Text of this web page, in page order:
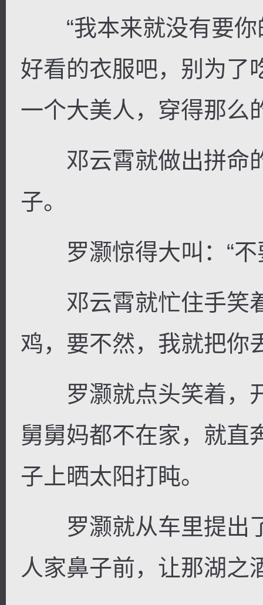
“我本来就没有要你
好看的衣服吧，别为了
一个大美人，穿得那么
邓云霄就做出拼命
子。
罗灏惊得大叫：“不
邓云霄就忙住手笑着
鸡，要不然，我就把
罗灏就点头笑着，
舅舅妈都不在家，就直
子上晒太阳打盹。
罗灏就从车里提出
人家鼻子前，让那湖之